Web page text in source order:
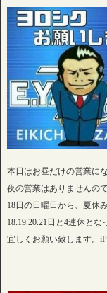
本日はお昼だけの営業に
夜の営業はありませんの
18日の日曜日から、夏休
18.19.20.21日と4連休とな
宜しくお願い致します。